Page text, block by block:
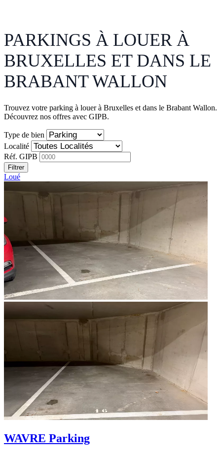
PARKINGS À LOUER À
BRUXELLES ET DANS LE
BRABANT WALLON
Trouvez votre parking à louer à Bruxelles et dans le Brabant Wallon.
Découvrez nos offres avec GIPB.
Type de bien
Localité
Réf. GIPB
Filtrer
Loué
WAVRE Parking